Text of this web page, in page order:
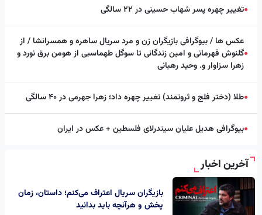
●تغییر چهره پسر شهاب حسینی در ۲۲ سالگی
●
عکس ها / بیوگرافی بازیگران زن و مرد سریال ساهره و همسرانشا / از
گلنوش قهرمانی و امین زندگانی تا سوگل طهماسبی از هومن برق نورد و
زهرا سزاوار و. وحید رهبانی
●طلا (دختر فلج و ثروتمند) تغییر چهره داد؛ زهرا جهرمی در ۴۰ سالگی
●بیوگرافی هدیل علیان سیندرلای فلسطین + عکس در ایران
آخرین اخبار
بازیگران سریال اعتراف می‌کنم؛ داستان، زمان
پخش و هرآنچه باید بدانید